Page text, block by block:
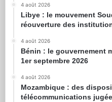
4 août 2026
Libye : le mouvement
réouverture des
4 août 2026
Bénin : le gouvernement
1er septembre 2026
4 août 2026
Mozambique : des
télécommunications